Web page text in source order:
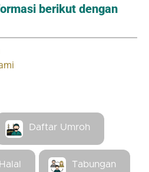
berikut dengan
Daftar Umroh
Tabungan